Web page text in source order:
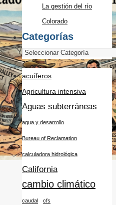
La gestión del río
Colorado
Categorías
acuíferos
Agricultura intensiva
Aguas subterráneas
agua y desarrollo
Bureau of Reclamation
calculadora hidrológica
California
cambio climático
caudal cfs